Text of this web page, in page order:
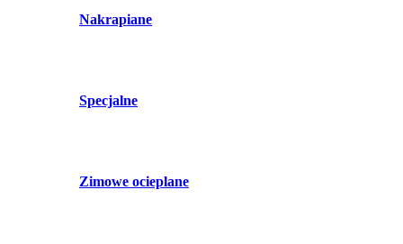
Nakrapiane
Specjalne
Zimowe ocieplane